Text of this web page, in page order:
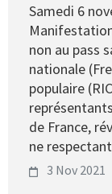
Samedi 6
non au pass
nationale
populaire
de France,
ne
3 Nov 2021